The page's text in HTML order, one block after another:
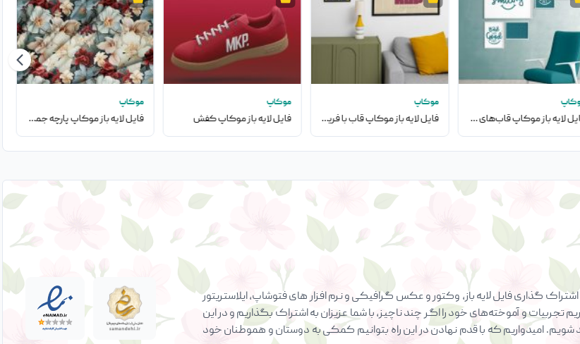
فایل لایه باز موکاپ قاب‌های دیواری به همراه صندلی
موکاپ
فایل لایه باز موکاپ قاب با فریم مشکی روی دیوار
موکاپ
فایل لایه باز موکاپ کفش
موکاپ
فایل لایه باز موکاپ پارچه جمع شده در تصویر
گذاری فایل لایه باز، وکتور و عکس گرافیکی و نرم افزار های فتوشاپ، ایلاستریتور
تجربیات و آموخته‌های خود را اگر چند ناچیز، با شما عزیزان به اشتراک بگذاریم و در این
شویم. امیدواریم که با قدم نهادن در این راه بتوانیم کمکی به دوستان و هموطنان خود